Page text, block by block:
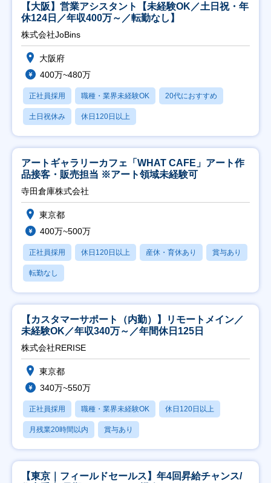
【大阪】営業アシスタント【未経験OK／土日祝・年
休124日／年収400万～／転勤なし】
株式会社JoBins
大阪府
400万~480万
正社員採用 職種・業界未経験OK 20代におすすめ
土日祝休み 休日120日以上
アートギャラリーカフェ「WHAT CAFE」アート作
品接客・販売担当 ※アート領域未経験可
寺田倉庫株式会社
東京都
400万~500万
正社員採用 休日120日以上 産休・育休あり 賞与あり
転勤なし
【カスタマーサポート（内勤）】リモートメイン／
未経験OK／年収340万～／年間休日125日
株式会社RERISE
東京都
340万~550万
正社員採用 職種・業界未経験OK 休日120日以上
月残業20時間以内 賞与あり
【東京｜フィールドセールス】年4回昇給チャンス/